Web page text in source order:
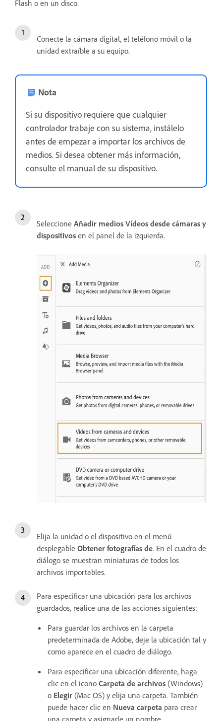
Flash o en un disco.
Conecte la cámara digital, el teléfono móvil o la
unidad extraíble a su equipo.
Nota
Si su dispositivo requiere que cualquier
controlador trabaje con su sistema, instálelo
antes de empezar a importar los archivos de
medios. Si desea obtener más información,
consulte el manual de su dispositivo.
Seleccione Añadir medios Vídeos desde cámaras y
dispositivos en el panel de la izquierda.
Elija la unidad o el dispositivo en el menú
desplegable Obtener fotografías de. En el cuadro de
diálogo se muestran miniaturas de todos los
archivos importables.
Para especificar una ubicación para los archivos
guardados, realice una de las acciones siguientes:
Para guardar los archivos en la carpeta
predeterminada de Adobe, deje la ubicación tal y
como aparece en el cuadro de diálogo.
Para especificar una ubicación diferente, haga
clic en el icono Carpeta de archivos (Windows)
o Elegir (Mac OS) y elija una carpeta. También
puede hacer clic en Nueva carpeta para crear